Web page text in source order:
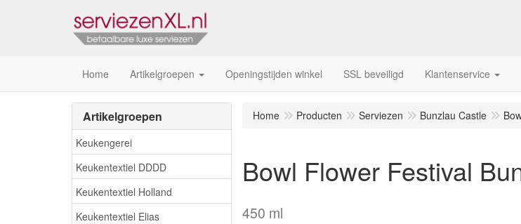
Home Artikelgroepen Openingstijden winkel SSL beveiligd Klantenservice
Artikelgroepen
Keukengerei
Keukentextiel DDDD
Keukentextiel Holland
Keukentextiel Elias
Home Producten Serviezen Bunzlau Castle
Bowl Flower Festival
450 ml